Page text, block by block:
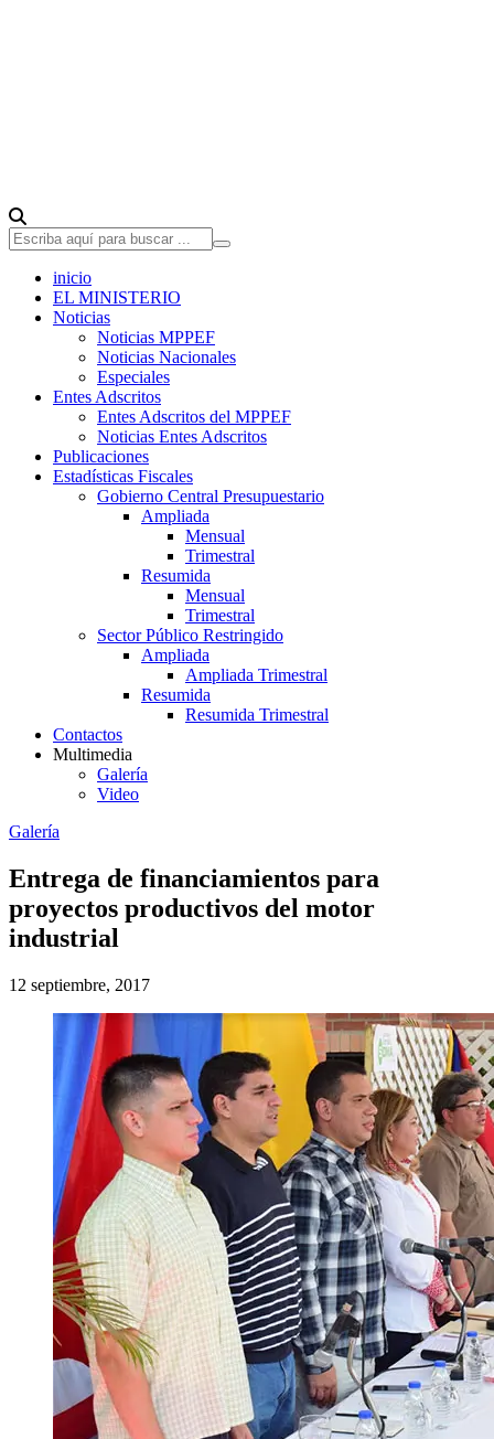
inicio
EL MINISTERIO
Noticias
Noticias MPPEF
Noticias Nacionales
Especiales
Entes Adscritos
Entes Adscritos del MPPEF
Noticias Entes Adscritos
Publicaciones
Estadísticas Fiscales
Gobierno Central Presupuestario
Ampliada
Mensual
Trimestral
Resumida
Mensual
Trimestral
Sector Público Restringido
Ampliada
Ampliada Trimestral
Resumida
Resumida Trimestral
Contactos
Multimedia
Galería
Video
Galería
Entrega de financiamientos para
proyectos productivos del motor
industrial
12 septiembre, 2017